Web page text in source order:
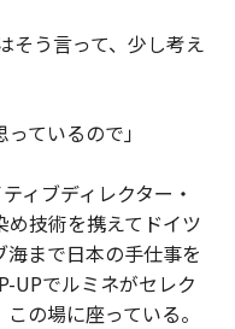
そう言って、少し考え
ているので」
ィブディレクター・
技術を携えてドイツ
まで日本の手仕事を
UPでルミネがセレク
の場に座っている。